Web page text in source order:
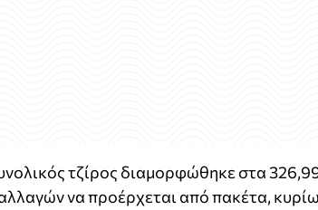
τζίρος διαμορφώθηκε στα
να προέρχεται από πακέτα,